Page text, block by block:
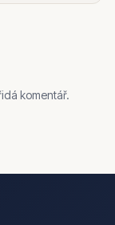
komentář.